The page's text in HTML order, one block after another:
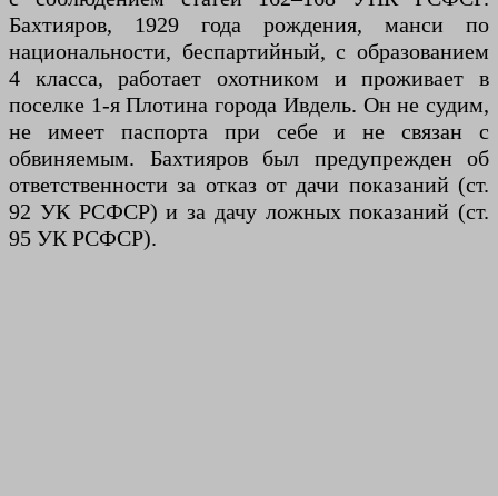
Бахтияров, 1929 года рождения, манси по
национальности, беспартийный, с образованием
4 класса, работает охотником и проживает в
поселке 1-я Плотина города Ивдель. Он не судим,
не имеет паспорта при себе и не связан с
обвиняемым. Бахтияров был предупрежден об
ответственности за отказ от дачи показаний (ст.
92 УК РСФСР) и за дачу ложных показаний (ст.
95 УК РСФСР).